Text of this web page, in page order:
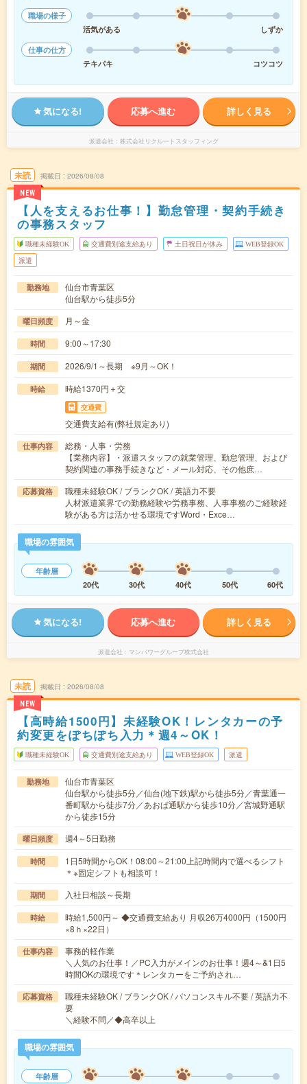
職場の様子
活気がある
しずか
仕事の仕方
テキパキ
コツコツ
気になる! 応募へ進む 詳しく見る
派遣会社 株式会社リクルートスタッフィング
未読
NEW
掲載日 2026/08/08
【人を支えるお仕事！】勤怠管理・契約手続き
の事務スタッフ
職種未経験OK 交通費別途支給あり 土日祝日が休み WEB登録OK
派遣
勤務地
仙台市青葉区
仙台駅から徒歩5分
曜日頻度 月～金
時間 9:00～17:30
期間 2026/9/1～長期 ※9月～OK！
時給 時給1370円＋交
交通費
交通費支給有(弊社規定あり)
仕事内容
総務・人事・労務
【業務内容】・派遣スタッフの就業管理、勤怠管理、および
契約関連の事務手続きなど・メール対応、その他庶…
応募資格
職種未経験OK / ブランクOK / 英語力不要
人材派遣業界での勤務経験や労務事務、人事事務のご経験経
験がある方は活かせる環境ですWord・Exce…
職場の雰囲気
年齢層
20代
30代 40代 50代 60代
気になる! 応募へ進む 詳しく見る
派遣会社 マンパワーグループ株式会社
未読
NEW
掲載日 2026/08/08
【高時給1500円】未経験OK！レンタカーの予
約変更をぽちぽち入力＊週4～OK！
職種未経験OK 交通費別途支給あり WEB登録OK 派遣
勤務地
仙台市青葉区
仙台駅から徒歩5分／仙台(地下鉄)駅から徒歩5分／青葉通一
番町駅から徒歩7分／あおば通駅から徒歩10分／宮城野通駅
から徒歩15分
曜日頻度 週4～5日勤務
時間
1日5時間からOK！08:00～21:00上記時間内で選べるシフト
＊※固定シフトも相談可！
期間 入社日相談～長期
時給
時給1,500円～ ◆交通費支給あり 月収26万4000円（1500円
×8ｈ×22日）
仕事内容
事務的軽作業
＼人気のお仕事！／PC入力がメインのお仕事！週4～&1日5
時間OKの環境です＊レンタカーをご予約され…
応募資格
職種未経験OK / ブランクOK / パソコンスキル不要 / 英語力不
要
＼経験不問／◆高卒以上
職場の雰囲気
年齢層